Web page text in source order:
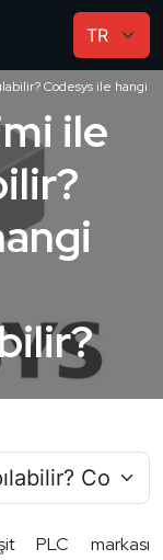
Codesys ile hangi
ile
PLC markası